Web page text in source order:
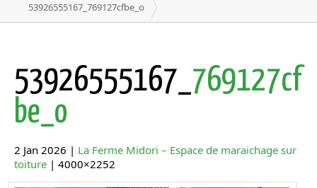
53926555167_769127cfbe_o
53926555167_ 769127cf
be_o
2 Jan 2026 | La Ferme Midori – Espace de maraichage sur
toiture | 4000×2252